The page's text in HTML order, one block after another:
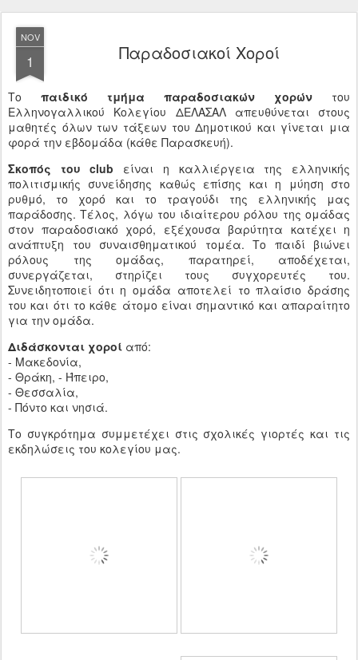
NOV
1 Παραδοσιακοί Χοροί
Το παιδικό τμήμα παραδοσιακών χορών του
Ελληνογαλλικού Κολεγίου ΔΕΛΑΣΑΛ απευθύνεται στους
μαθητές όλων των τάξεων του Δημοτικού και γίνεται μια
φορά την εβδομάδα (κάθε Παρασκευή).
Σκοπός του club είναι η καλλιέργεια της ελληνικής
πολιτισμικής συνείδησης καθώς επίσης και η μύηση στο
ρυθμό, το χορό και το τραγούδι της ελληνικής μας
παράδοσης. Τέλος, λόγω του ιδιαίτερου ρόλου της ομάδας
στον παραδοσιακό χορό, εξέχουσα βαρύτητα κατέχει η
ανάπτυξη του συναισθηματικού τομέα. Το παιδί βιώνει
ρόλους της ομάδας, παρατηρεί, αποδέχεται,
συνεργάζεται, στηρίζει τους συγχορευτές του.
Συνειδητοποιεί ότι η ομάδα αποτελεί το πλαίσιο δράσης
του και ότι το κάθε άτομο είναι σημαντικό και απαραίτητο
για την ομάδα.
Διδάσκονται χοροί από:
- Μακεδονία,
- Θράκη, - Ήπειρο,
- Θεσσαλία,
- Πόντο και νησιά.
Το συγκρότημα συμμετέχει στις σχολικές γιορτές και τις
εκδηλώσεις του κολεγίου μας.